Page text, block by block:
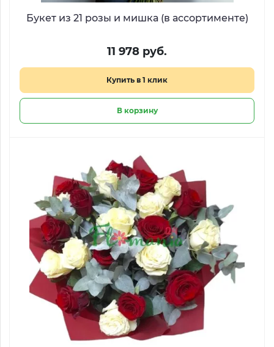
Букет из 21 розы и мишка (в ассортименте)
11 978 руб.
Купить в 1 клик
В корзину